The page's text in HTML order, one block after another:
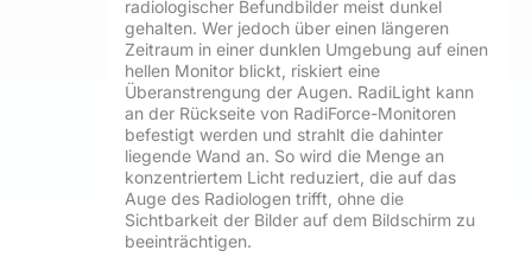
radiologischer Befundbilder meist dunkel
gehalten. Wer jedoch über einen längeren
Zeitraum in einer dunklen Umgebung auf einen
hellen Monitor blickt, riskiert eine
Überanstrengung der Augen. RadiLight kann
an der Rückseite von RadiForce-Monitoren
befestigt werden und strahlt die dahinter
liegende Wand an. So wird die Menge an
konzentriertem Licht reduziert, die auf das
Auge des Radiologen trifft, ohne die
Sichtbarkeit der Bilder auf dem Bildschirm zu
beeinträchtigen.